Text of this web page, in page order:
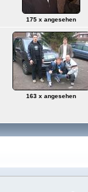
175 x angesehen
163 x angesehen